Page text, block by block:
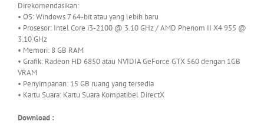
Direkomendasikan:
• OS: Windows 7 64-bit atau yang lebih baru
• Prosesor: Intel Core i3-2100 @ 3.10 GHz / AMD Phenom II X4 955 @
3.10 GHz
• Memori: 8 GB RAM
• Grafik: Radeon HD 6850 atau NVIDIA GeForce GTX 560 dengan 1GB
VRAM
• Penyimpanan: 15 GB ruang yang tersedia
• Kartu Suara: Kartu Suara Kompatibel DirectX
Download :